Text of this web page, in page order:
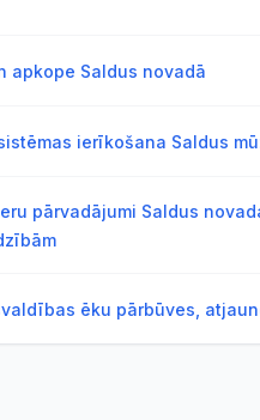
apkope Saldus novadā
ierīkošana Saldus
pārvadājumi Saldus
ēku pārbūves,